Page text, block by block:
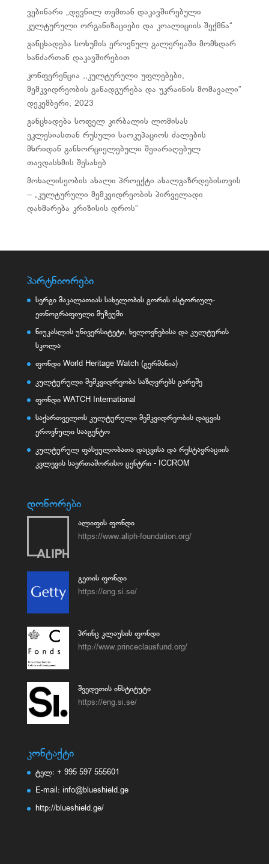
ვებინარი „დევნილ თემთან დაკავშირებული
კულტურული ორგანიზაციები და კოალიციის შექმნა“
განცხადება სოხუმის ეროვნულ გალერეაში მომხდარ
ხანძართან დაკავშირებით
კონფერენცია ,,კულტურული უფლებები,
მემკვიდრეობის განადგურება და უკრაინის მომავალი”
დეკემბერი, 2023
განცხადება სოფელ კირბალის ლომისას
ეკლესიასთან რუსული საოკუპაციოს ძალების
მხრიდან განხორციელებული შეიარაღებულ
თავდასხმის შესახებ
მოხალისეობის ახალი პროექტი ახალგაზრდებისთვის
– „კულტურული მემკვიდრეობის პირველადი
დახმარება კრიზისის დროს”
პარტნიორები
სერგი მაკალათიას სახელობის გორის ისტორიულ-
ეთნოგრაფიული მუზეუმი
ნიუკასლის უნივერსიტეტი, ხელოვნებისა და კულტურის
სკოლა
ფონდი World Heritage Watch (გერმანია)
კულტურული მემკვიდრეობა საზღვრებს გარეშე
ფონდი WATCH International
საქართველოს კულტურული მემკვიდრეობის დაცვის
ეროვნული სააგენტო
კულტურულ ფასეულობათა დაცვისა და რესტავრაციის
კვლევის საერთაშორისო ცენტრი - ICCROM
დონორები
ალიფის ფონდი
https://www.aliph-foundation.org/
გეთის ფონდი
https://eng.si.se/
პრინც კლაუსის ფონდი
http://www.princeclausfund.org/
შვედეთის ინსტიტუტი
https://eng.si.se/
კონტაქტი
ტელ: + 995 597 555601
E-mail: info@blueshield.ge
http://blueshield.ge/